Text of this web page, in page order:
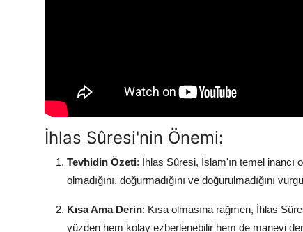
İhlas Sûresi'nin Önemi:
Tevhidin Özeti: İhlas Sûresi, İslam'ın temel inancı
olmadığını, doğurmadığını ve doğurulmadığını
Kısa Ama Derin: Kısa olmasına rağmen, İhlas
yüzden hem kolay ezberlenebilir hem de manevi